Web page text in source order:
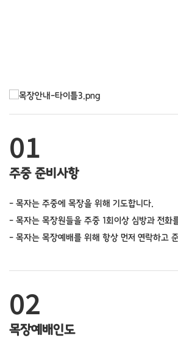
01
주중 준비사항
- 목자는 주중에 목장을 위해 기도합니다.
- 목자는 목장원들을 주중 1회이상 심방과 전화
- 목자는 목장예배를 위해 항상 먼저 연락하고
02
목장예배인도